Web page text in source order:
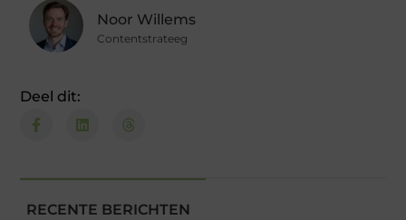
Noor Willems
Contentstrateeg
Deel dit:
RECENTE BERICHTEN